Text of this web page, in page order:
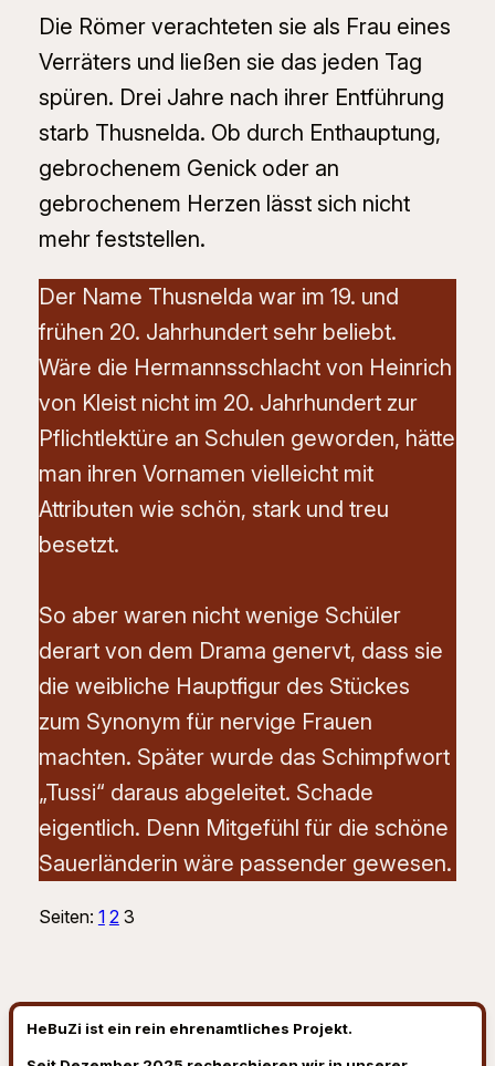
Die Römer verachteten sie als Frau eines
Verräters und ließen sie das jeden Tag
spüren. Drei Jahre nach ihrer Entführung
starb Thusnelda. Ob durch Enthauptung,
gebrochenem Genick oder an
gebrochenem Herzen lässt sich nicht
mehr feststellen.
Der Name Thusnelda war im 19. und
frühen 20. Jahrhundert sehr beliebt.
Wäre die Hermannsschlachtvon Heinrich
von Kleist nicht im 20. Jahrhundert zur
Pflichtlektüre an Schulen geworden, hätte
man ihren Vornamen vielleicht mit
Attributen wie schön, stark und treu
besetzt.
So aber waren nicht wenige Schüler
derart von dem Drama genervt, dass sie
die weibliche Hauptfigur des Stückes
zum Synonym für nervige Frauen
machten. Später wurde das Schimpfwort
„Tussi“ daraus abgeleitet. Schade
eigentlich. Denn Mitgefühl für die schöne
Sauerländerin wäre passender gewesen.
Seiten: 1 2 3
HeBuZi ist ein rein ehrenamtliches Projekt.